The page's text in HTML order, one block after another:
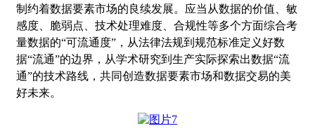
制约着数据要素市场的良续发展。应当从数据的价值、敏
感度、脆弱点、技术处理难度、合规性等多个方面综合考
量数据的“可流通度”，从法律法规到规范标准定义好数
据“流通”的边界，从学术研究到生产实际探索出数据“流
通”的技术路线，共同创造数据要素市场和数据交易的美
好未来。